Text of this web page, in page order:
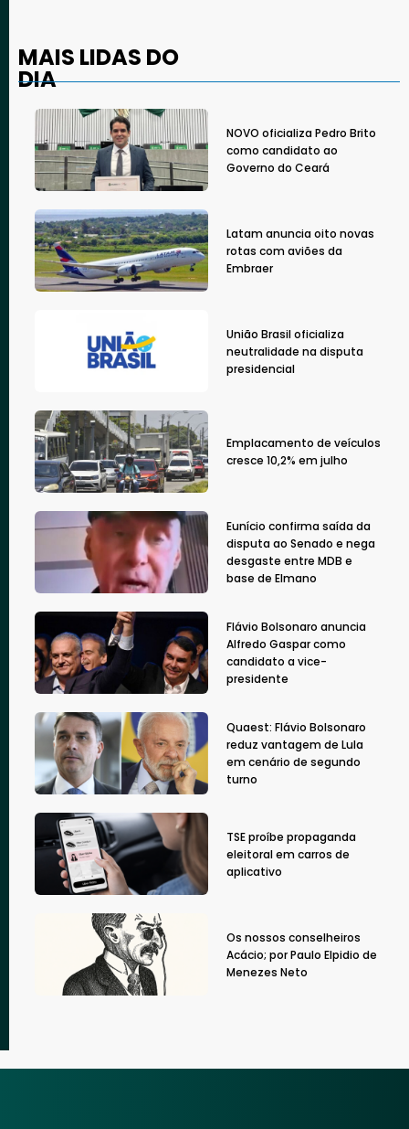
MAIS LIDAS DO
DIA
NOVO oficializa Pedro Brito
como candidato ao
Governo do Ceará
Latam anuncia oito novas
rotas com aviões da
Embraer
União Brasil oficializa
neutralidade na disputa
presidencial
Emplacamento de veículos
cresce 10,2% em julho
Eunício confirma saída da
disputa ao Senado e nega
desgaste entre MDB e
base de Elmano
Flávio Bolsonaro anuncia
Alfredo Gaspar como
candidato a vice-
presidente
Quaest: Flávio Bolsonaro
reduz vantagem de Lula
em cenário de segundo
turno
TSE proíbe propaganda
eleitoral em carros de
aplicativo
Os nossos conselheiros
Acácio; por Paulo Elpidio de
Menezes Neto